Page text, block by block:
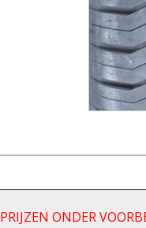
PRIJZEN ONDER